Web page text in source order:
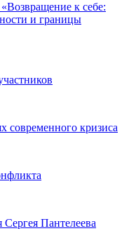
к себе:
и границы
современного кризиса
Пантелеева